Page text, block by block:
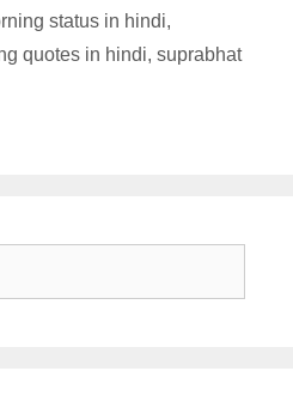
status in hindi,
quotes in hindi, suprabhat